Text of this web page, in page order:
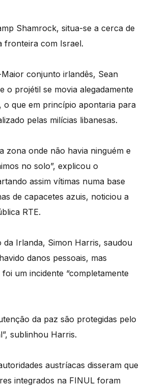
Shamrock, situa-se a cerca de
fronteira com Israel.
conjunto irlandês, Sean
o projétil se movia alegadamente
o que em princípio apontaria para
pelas milícias libanesas.
zona onde não havia ninguém e
no solo”, explicou o
assim vítimas numa base
de capacetes azuis, noticiou a
RTE.
da Irlanda, Simon Harris, saudou
danos pessoais, mas
um incidente “completamente
da paz são protegidas pelo
sublinhou Harris.
austríacas disseram que
integrados na FINUL foram